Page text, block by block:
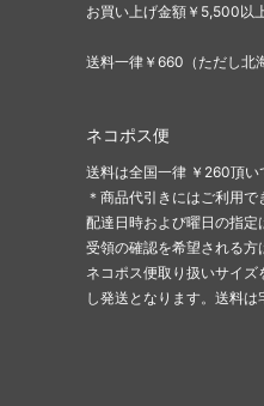
お買い上げ金額￥5,500以
送料一律￥660（ただし北
ネコポス便
送料は全国一律 ￥260頂い
＊商品代引きにはご利用で
配達日時および曜日の指定
受領の確認を希望される方
ネコポス便取り扱いサイ
し発送となります。送料は